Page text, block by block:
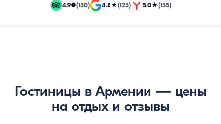
4.9●(150) 4.8★(125) 5.0★(155)
Гостиницы в Армении — цены
на отдых и отзывы